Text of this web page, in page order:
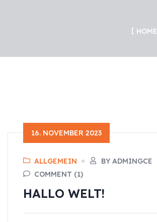
HOME
16. NOVEMBER 2023
ALLGEMEIN
BY ADMINGCE
COMMENT (1)
HALLO WELT!